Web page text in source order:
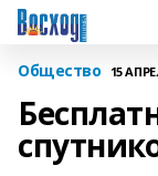
Общество 15